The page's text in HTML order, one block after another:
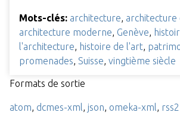
Mots-clés: architecture, architecture
architecture moderne, Genève,
l'architecture, histoire de l'art,
promenades, Suisse, vingtième siècle
Formats de sortie
atom, dcmes-xml, json, omeka-xml, rss2